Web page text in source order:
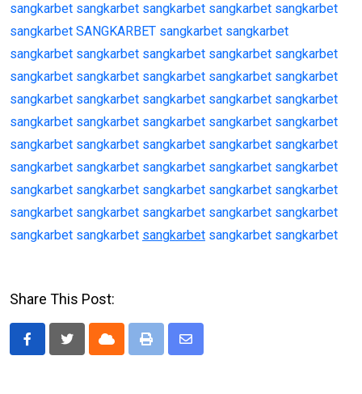
sangkarbet sangkarbet sangkarbet sangkarbet sangkarbet
sangkarbet SANGKARBET sangkarbet sangkarbet
sangkarbet sangkarbet sangkarbet sangkarbet sangkarbet
sangkarbet sangkarbet sangkarbet sangkarbet sangkarbet
sangkarbet sangkarbet sangkarbet sangkarbet sangkarbet
sangkarbet sangkarbet sangkarbet sangkarbet sangkarbet
sangkarbet sangkarbet sangkarbet sangkarbet sangkarbet
sangkarbet sangkarbet sangkarbet sangkarbet sangkarbet
sangkarbet sangkarbet sangkarbet sangkarbet sangkarbet
sangkarbet sangkarbet sangkarbet sangkarbet sangkarbet
sangkarbet sangkarbet sangkarbet sangkarbet sangkarbet
Share This Post:
Cloud Print
Share